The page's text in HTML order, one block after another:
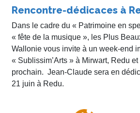
Rencontre-dédicaces à
Dans le cadre du « Patrimoine en
« fête de la musique », les Plus
Wallonie vous invite à un week-end
« Sublissim’Arts » à Mirwart, Redu
prochain. Jean-Claude sera en
21 juin à Redu.